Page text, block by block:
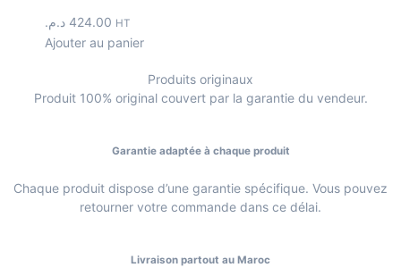
424.00 د.م. HT
Ajouter au panier
Produits originaux
Produit 100% original couvert par la garantie du vendeur.
Garantie adaptée à chaque produit
Chaque produit dispose d’une garantie spécifique. Vous pouvez
retourner votre commande dans ce délai.
Livraison partout au Maroc